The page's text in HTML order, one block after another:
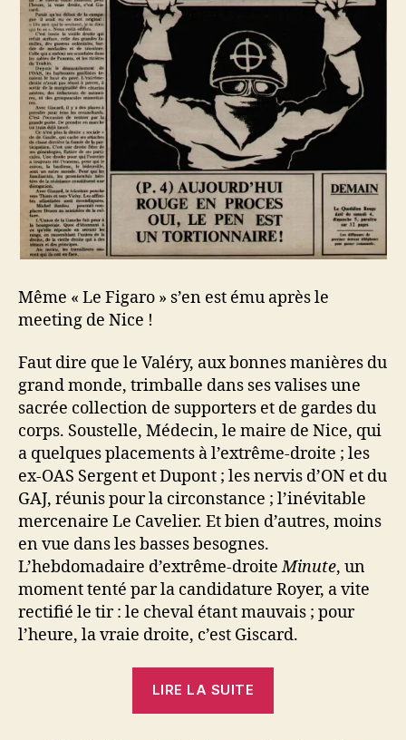
Même « Le Figaro » s’en est ému après le
meeting de Nice !
Faut dire que le Valéry, aux bonnes manières du
grand monde, trimballe dans ses valises une
sacrée collection de supporters et de gardes du
corps. Soustelle, Médecin, le maire de Nice, qui
a quelques placements à l’extrême-droite ; les
ex-OAS Sergent et Dupont ; les nervis d’ON et du
GAJ, réunis pour la circonstance ; l’inévitable
mercenaire Le Cavelier. Et bien d’autres, moins
en vue dans les basses besognes.
L’hebdomadaire d’extrême-droiteMinute, un
moment tenté par la candidature Royer, a vite
rectifié le tir : le cheval étant mauvais ; pour
l’heure, la vraie droite, c’est Giscard.
LIRE LA SUITE